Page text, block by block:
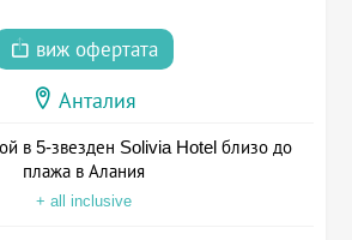
виж офертата
Анталия
в 5-звезден Solivia Hotel близо до
плажа в Алания
+ all inclusive